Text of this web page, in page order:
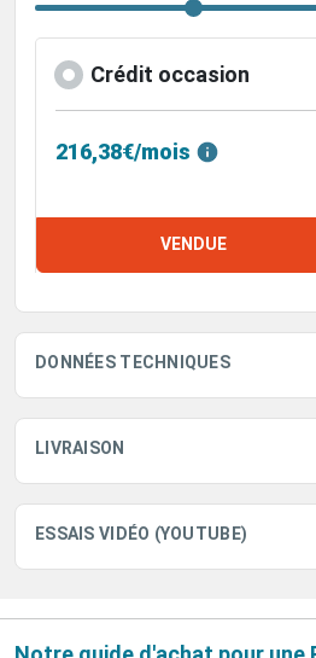
Crédit occasion
216,38€/mois
VENDUE
DONNÉES TECHNIQUES
LIVRAISON
ESSAIS VIDÉO (YOUTUBE)